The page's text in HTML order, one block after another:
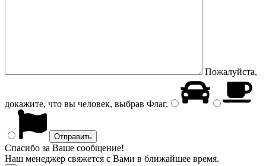
Пожалуйста,
докажите, что вы человек, выбрав Флаг.
Спасибо за Ваше сообщение!
Наш менеджер свяжется с Вами в ближайшее время.